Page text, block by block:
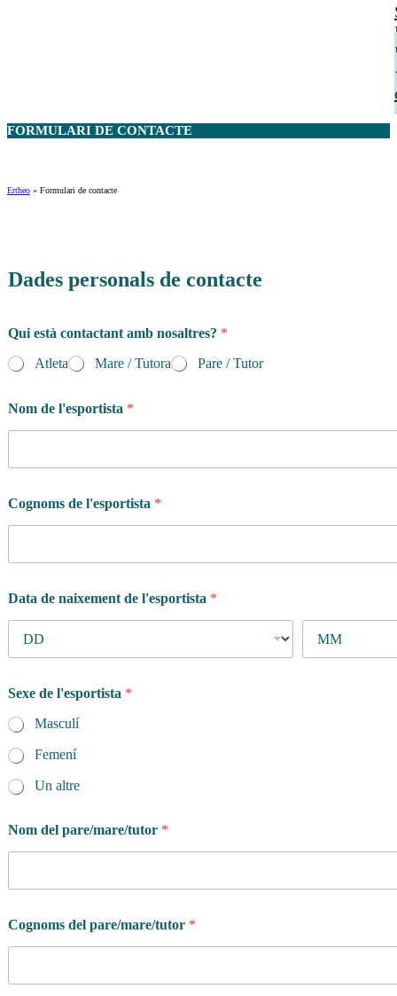
FORMULARI DE CONTACTE
Ertheo » Formulari de contacte
Dades personals de contacte
Qui està contactant amb nosaltres? *
Atleta
Mare / Tutora Pare / Tutor
Nom de l'esportista *
Cognoms de l'esportista *
Data de naixement de l'esportista *
Sexe de l'esportista *
Masculí
Femení
Un altre
Nom del pare/mare/tutor *
Cognoms del pare/mare/tutor *